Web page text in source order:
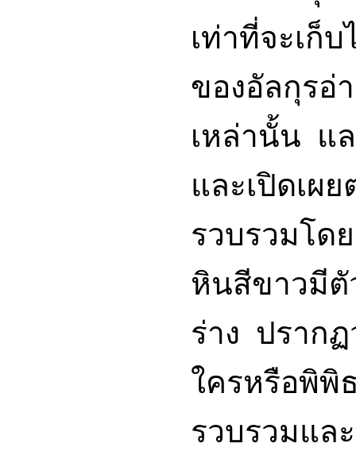
เท่าที่จะเก็
ของอัลกุรอ่
เหล่านั้น แ
และเปิดเผ
รวบรวมโ
หินสีขาวมีตั
ร่าง ปราก
ใครหรือพิพิ
รวบรวมแล